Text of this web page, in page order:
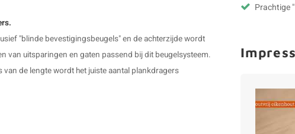
"blinde bevestigingsbeugels" en de achterzijde wordt
van uitsparingen en gaten passend bij dit beugelsysteem.
de lengte wordt het juiste aantal plankdragers
Prachtige